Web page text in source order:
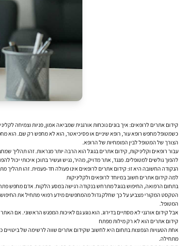
קידום אתרים לרופאים: איך בונים נוכחות אורגנית שמביאה אמון, פניות וצמיחה
כשמטופל מחפש רופא עור, רופא שיניים או פסיכיאטר, הוא לא מחפש רק שם. הוא
הצורך של המטופל לבין המומחיות של הרופא.
עבור רופאים וקליניקות, קידום אתרים בגוגל הוא הרבה יותר מנראות. זהו תהליך
להפוך גולשים למטופלים. מנגד, אתר מדויק, מהיר, נגיש ועשיר בתוכן איכותי יכול
הנקודה החשובה היא זו: קידום אתרים לרופאים אינו פעולה חד-פעמית. זהו
למה קידום אתרים חשוב במיוחד לרופאים ולקליניקות
בתחום הרפואה, החיפוש בגוגל מתרחש בנקודה רגישה במסע הלקוח. אדם מחפש
הטקסט המקורי מצביע על כך שחלק גדול מהמחפשים מידע רפואי מתחיל את החיפוש
המטופל.
אבל קידום אורגני לא מסתיים בדירוג. הוא נוגע גם לאיכות המפגש הראשוני. אם
קידום אתרים הוא לא רק מילות מפתח
אחת הטעויות הנפוצות בתחום היא לחשוב שקידום אתרים שווה לרשימה של
מתחילה.